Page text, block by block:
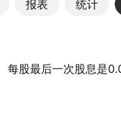
报表 统计
每股最后一次股息是